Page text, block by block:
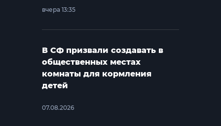
вчера 13:35
В СФ призвали создавать в
общественных местах
комнаты для кормления
детей
07.08.2026